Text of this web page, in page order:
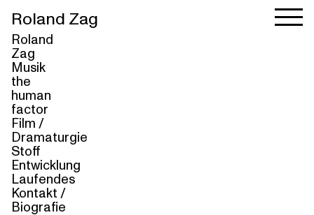
Roland Zag
Roland
Zag
Musik
the
human
factor
Film /
Dramaturgie
Stoff
Entwicklung
Laufendes
Kontakt /
Biografie